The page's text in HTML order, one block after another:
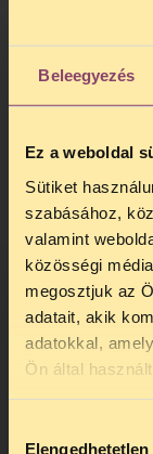
Beleegyezés
Ez a weboldal
Sütiket
szabásához,
valamint
közösségi
megosztjuk az
adatait, akik
adatokkal,
Ön által
Elengedhetetlen
Research
készült.
pert nyert a
túlóratörvény
Fővárosi
és pusztítást
BŐVEBBEN
TASZ-
Orbán Viktor
törvényben